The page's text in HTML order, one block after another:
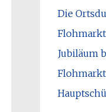
Die
Jubiläum
Flohmarkt